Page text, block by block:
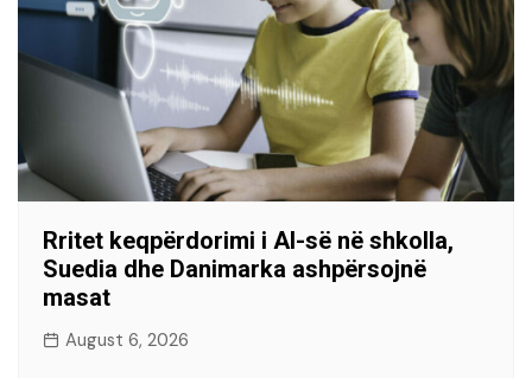
Rritet keqpërdorimi i AI-së në shkolla,
Suedia dhe Danimarka ashpërsojnë
masat
August 6, 2026